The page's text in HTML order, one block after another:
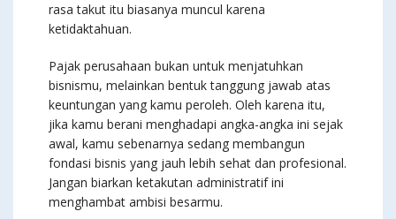
rasa takut itu biasanya muncul karena
ketidaktahuan.
Pajak perusahaan bukan untuk menjatuhkan
bisnismu, melainkan bentuk tanggung jawab atas
keuntungan yang kamu peroleh. Oleh karena itu,
jika kamu berani menghadapi angka-angka ini sejak
awal, kamu sebenarnya sedang membangun
fondasi bisnis yang jauh lebih sehat dan profesional.
Jangan biarkan ketakutan administratif ini
menghambat ambisi besarmu.